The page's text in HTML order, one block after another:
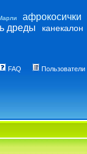
афрокосички
дреды канекалон
FAQ Пользователи